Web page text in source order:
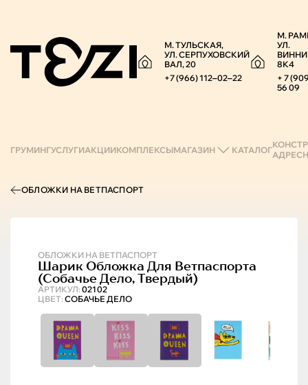
М. ТУЛЬСКАЯ,
УЛ. СЕРПУХОВСКИЙ
ВАЛ, 20
+7 (966) 112‒02‒22
М.
УЛ.
8К4
+ 7
56 09
ГРУМИНГУСЛУГИАКЦИИКОМПЛЕКСЫМАГАЗИН КАТАЛОГ
ОБЛОЖКИ НА ВЕТПАСПОРТ
ОБЛОЖКИ НА ВЕТПАСПОРТ
АРТИКУЛ: 02102
Шарик Обложка Для Ветпаспорта
(собачье Дело, Твердый)
ЦВЕТ: СОБАЧЬЕ ДЕЛО